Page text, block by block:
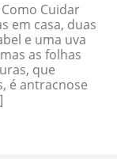
Cuidar
em casa, duas
e uma uva
as folhas
que
é antracnose